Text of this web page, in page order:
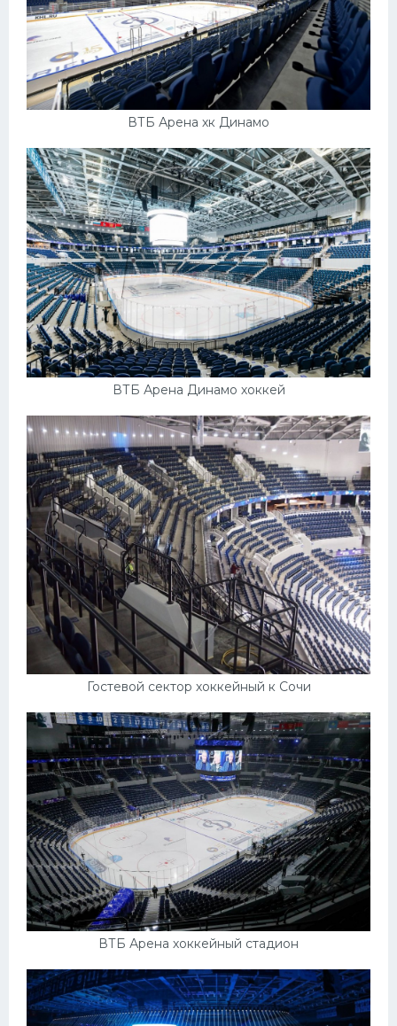
ВТБ Арена хк Динамо
ВТБ Арена Динамо хоккей
Гостевой сектор хоккейный к Сочи
ВТБ Арена хоккейный стадион